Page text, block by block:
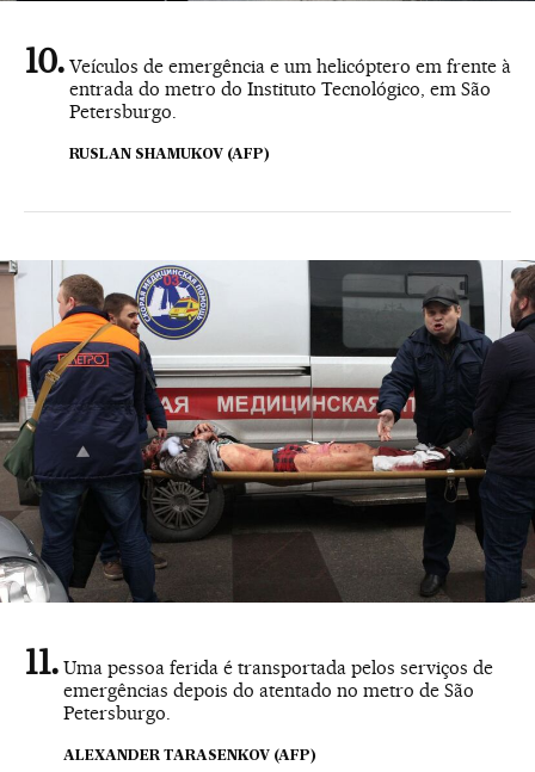
Veículos de emergência e um helicóptero em frente à
entrada do metro do Instituto Tecnológico, em São
Petersburgo.
RUSLAN SHAMUKOV (AFP)
Uma pessoa ferida é transportada pelos serviços de
emergências depois do atentado no metro de São
Petersburgo.
ALEXANDER TARASENKOV (AFP)